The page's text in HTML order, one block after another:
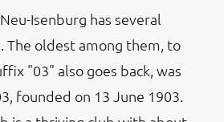
Isenburg has several
The oldest among them, to
"03" also goes back, was
founded on 13 June 1903.